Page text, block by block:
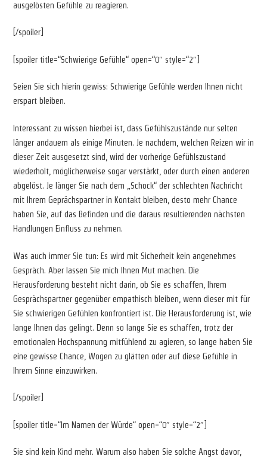
ausgelösten Gefühle zu reagieren.
[/spoiler]
[spoiler title=“Schwierige Gefühle“ open=“0″ style=“2″]
Seien Sie sich hierin gewiss: Schwierige Gefühle werden Ihnen nicht
erspart bleiben.
Interessant zu wissen hierbei ist, dass Gefühlszustände nur selten
länger andauern als einige Minuten. Je nachdem, welchen Reizen wir in
dieser Zeit ausgesetzt sind, wird der vorherige Gefühlszustand
wiederholt, möglicherweise sogar verstärkt, oder durch einen anderen
abgelöst. Je länger Sie nach dem „Schock“ der schlechten Nachricht
mit Ihrem Geprächspartner in Kontakt bleiben, desto mehr Chance
haben Sie, auf das Befinden und die daraus resultierenden nächsten
Handlungen Einfluss zu nehmen.
Was auch immer Sie tun: Es wird mit Sicherheit kein angenehmes
Gespräch. Aber lassen Sie mich Ihnen Mut machen. Die
Herausforderung besteht nicht darin, ob Sie es schaffen, Ihrem
Gesprächspartner gegenüber empathisch bleiben, wenn dieser mit für
Sie schwierigen Gefühlen konfrontiert ist. Die Herausforderung ist, wie
lange Ihnen das gelingt. Denn so lange Sie es schaffen, trotz der
emotionalen Hochspannung mitfühlend zu agieren, so lange haben Sie
eine gewisse Chance, Wogen zu glätten oder auf diese Gefühle in
Ihrem Sinne einzuwirken.
[/spoiler]
[spoiler title=“Im Namen der Würde“ open=“0″ style=“2″]
Sie sind kein Kind mehr. Warum also haben Sie solche Angst davor,